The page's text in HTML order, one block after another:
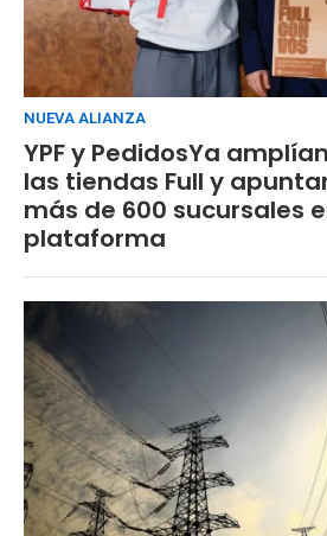
NUEVA ALIANZA
YPF y PedidosYa
las tiendas Full y
más de 600 sucursales
plataforma